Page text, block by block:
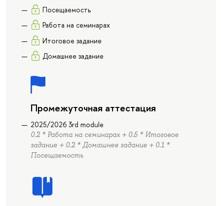
Посещаемость
Работа на семинарах
Итоговое задание
Домашнее задание
Промежуточная аттестация
2025/2026 3rd module
0.2 * Работа на семинарах + 0.5 * Итоговое
задание + 0.2 * Домашнее задание + 0.1 *
Посещаемость